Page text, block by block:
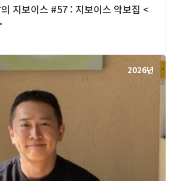
지보이스 #57 : 지보이스 악보집 <
2026년